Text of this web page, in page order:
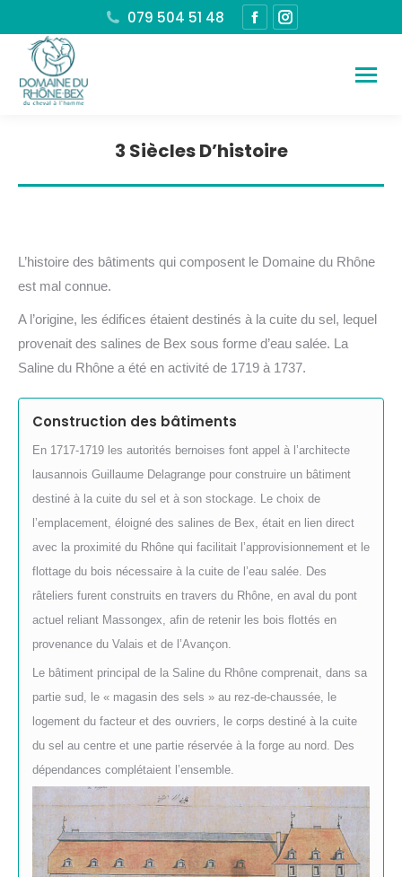
079 504 51 48
une
fenêtre
La
fenêtre
3 Siècles D’histoire
L’histoire des bâtiments qui composent le Domaine du Rhône
est mal connue.
A l’origine, les édifices étaient destinés à la cuite du sel, lequel
provenait des salines de Bex sous forme d’eau salée. La
Saline du Rhône a été en activité de 1719 à 1737.
Construction des bâtiments
En 1717-1719 les autorités bernoises font appel à l’architecte
lausannois Guillaume Delagrange pour construire un bâtiment
destiné à la cuite du sel et à son stockage. Le choix de
l’emplacement, éloigné des salines de Bex, était en lien direct
avec la proximité du Rhône qui facilitait l’approvisionnement et le
flottage du bois nécessaire à la cuite de l’eau salée. Des
râteliers furent construits en travers du Rhône, en aval du pont
actuel reliant Massongex, afin de retenir les bois flottés en
provenance du Valais et de l’Avançon.
Le bâtiment principal de la Saline du Rhône comprenait, dans sa
partie sud, le « magasin des sels » au rez-de-chaussée, le
logement du facteur et des ouvriers, le corps destiné à la cuite
du sel au centre et une partie réservée à la forge au nord. Des
dépendances complétaient l’ensemble.